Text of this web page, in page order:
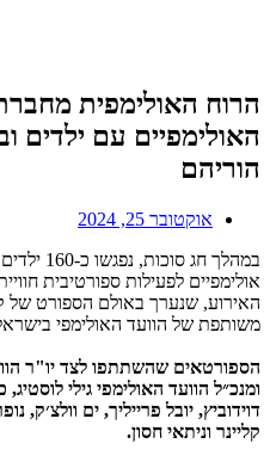
הרוח האולימפית
האולימפיים עם ילדים
הוריהם
אוקטובר 25, 2024
במהלך חג
אולימפיים לפעילות ספורטיבית
האירוע, שנערך באולם הספורט של
משותפת של הוועד האולימפי
הספורטאים שהשתתפו לצד יו"ר
ומנכ״ל הוועד האולימפי גילי
דוידוביץ, יובל פרייליך, ים וולצ׳ק,
קליינר וניתאי חסון.